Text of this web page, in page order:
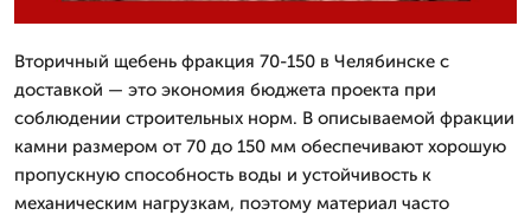
Вторичный щебень фракция 70-150 в Челябинске с
доставкой — это экономия бюджета проекта при
соблюдении строительных норм. В описываемой фракции
камни размером от 70 до 150 мм обеспечивают хорошую
пропускную способность воды и устойчивость к
механическим нагрузкам, поэтому материал часто